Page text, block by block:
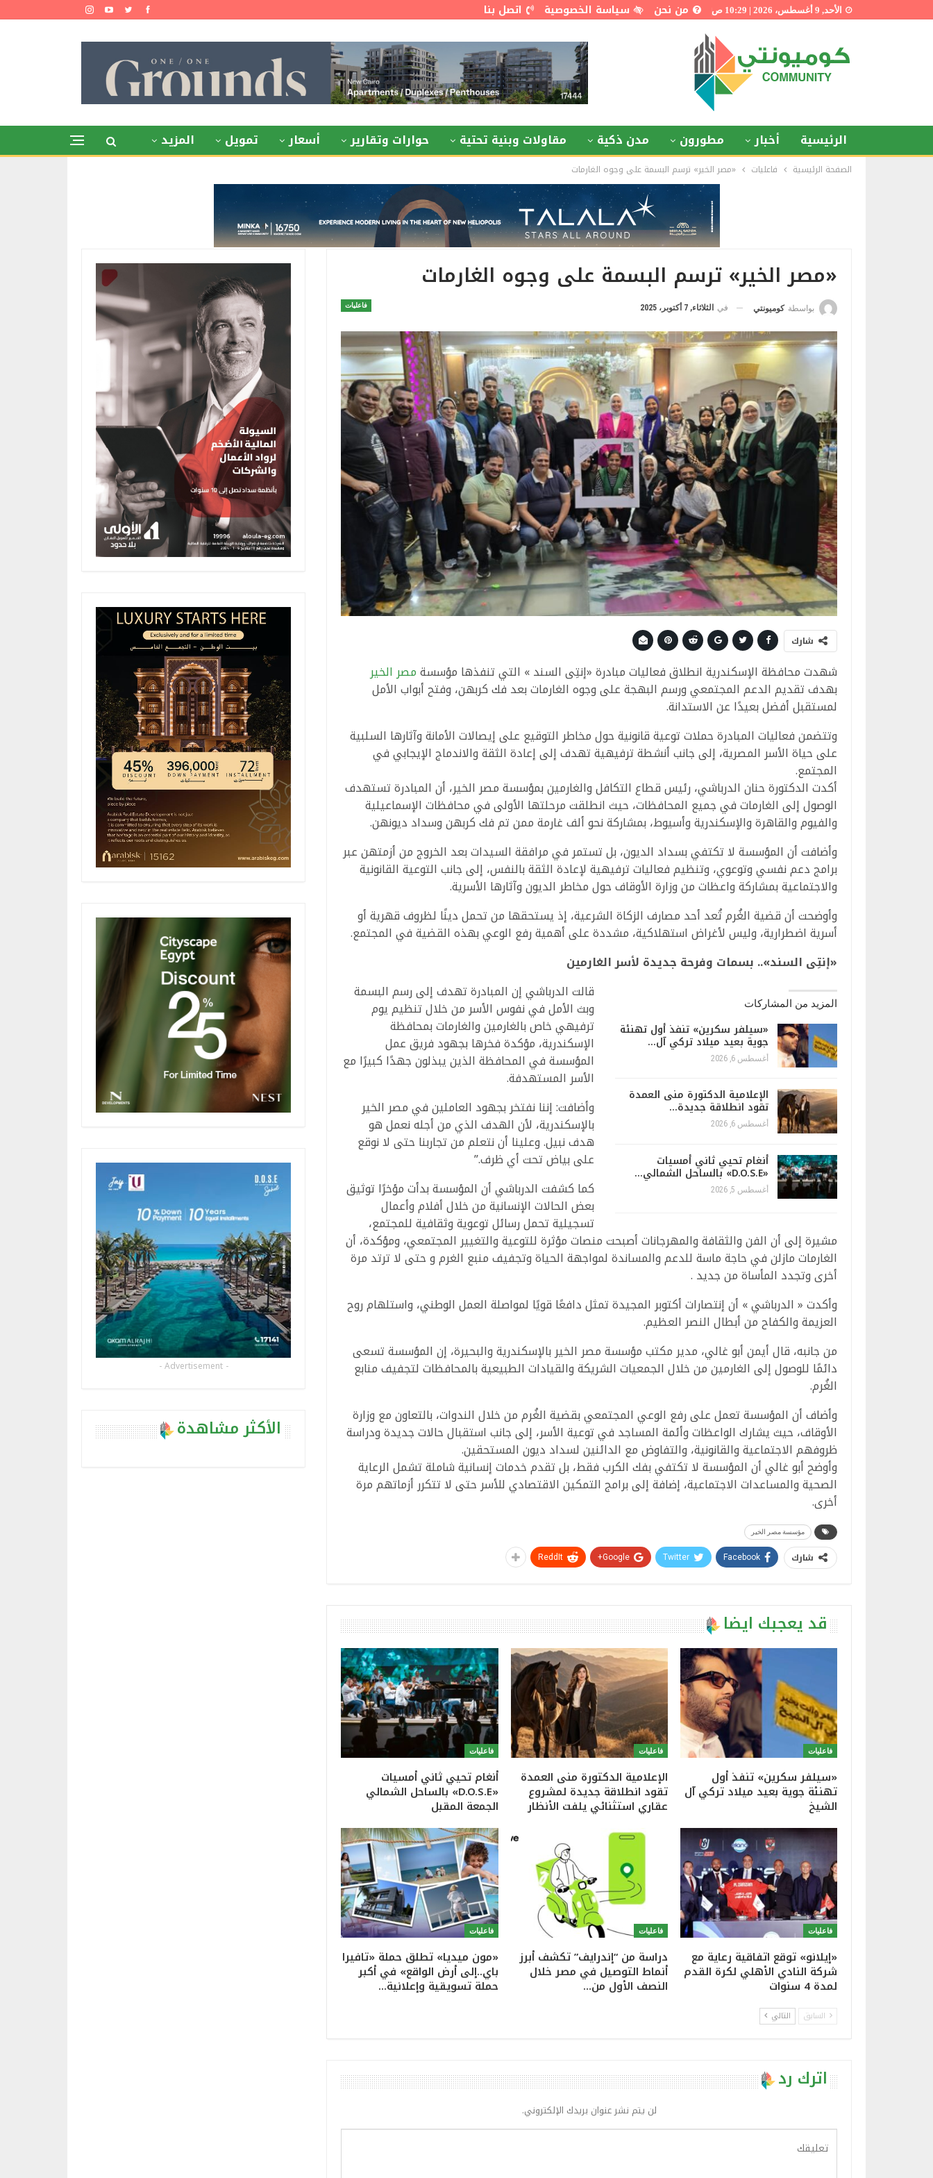
الأحد, 9 أغسطس، 2026 | 10:29 ص من نحن سياسة الخصوصية اتصل بنا
الرئيسية أخبار مطورون مدن ذكية مقاولات وبنية تحتية حوارات وتقارير أسعار تمويل المزيد
الصفحة الرئيسية فاعليات «مصر الخير» ترسم البسمة على وجوه الغارمات
«مصر الخير» ترسم البسمة على وجوه الغارمات
فاعليات بواسطة كوميونتي في الثلاثاء, 7 أكتوبر، 2025
شارك
شهدت محافظة الإسكندرية انطلاق فعاليات مبادرة «إنتِى السند » التي تنفذها مؤسسةمصر الخير
بهدف تقديم الدعم المجتمعي ورسم البهجة على وجوه الغارمات بعد فك كربهن، وفتح أبواب الأمل
لمستقبل أفضل بعيدًا عن الاستدانة.
وتتضمن فعاليات المبادرة حملات توعية قانونية حول مخاطر التوقيع على إيصالات الأمانة وآثارها السلبية
على حياة الأسر المصرية، إلى جانب أنشطة ترفيهية تهدف إلى إعادة الثقة والاندماج الإيجابي في
المجتمع.
أكدت الدكتورة حنان الدرباشي، رئيس قطاع التكافل والغارمين بمؤسسة مصر الخير، أن المبادرة تستهدف
الوصول إلى الغارمات في جميع المحافظات، حيث انطلقت مرحلتها الأولى في محافظات الإسماعيلية
والفيوم والقاهرة والإسكندرية وأسيوط، بمشاركة نحو ألف غارمة ممن تم فك كربهن وسداد ديونهن.
وأضافت أن المؤسسة لا تكتفي بسداد الديون، بل تستمر في مرافقة السيدات بعد الخروج من أزمتهن عبر
برامج دعم نفسي وتوعوي، وتنظيم فعاليات ترفيهية لإعادة الثقة بالنفس، إلى جانب التوعية القانونية
والاجتماعية بمشاركة واعظات من وزارة الأوقاف حول مخاطر الديون وآثارها الأسرية.
وأوضحت أن قضية الغُرم تُعد أحد مصارف الزكاة الشرعية، إذ يستحقها من تحمل دينًا لظروف قهرية أو
أسرية اضطرارية، وليس لأغراض استهلاكية، مشددة على أهمية رفع الوعي بهذه القضية في المجتمع.
«إنتِى السند».. بسمات وفرحة جديدة لأسر الغارمين
المزيد من المشاركات
«سيلفر سكرين» تنفذ أول تهنئة
جوية بعيد ميلاد تركي آل…
أغسطس 6, 2026
الإعلامية الدكتورة منى العمدة
تقود انطلاقة جديدة…
أغسطس 6, 2026
أنغام تحيي ثاني أمسيات
«D.O.S.E» بالساحل الشمالي…
أغسطس 5, 2026
قالت الدرباشي إن المبادرة تهدف إلى رسم البسمة
وبث الأمل في نفوس الأسر من خلال تنظيم يوم
ترفيهي خاص بالغارمين والغارمات بمحافظة
الإسكندرية، مؤكدة فخرها بجهود فريق عمل
المؤسسة في المحافظة الذين يبذلون جهدًا كبيرًا مع
الأسر المستهدفة.
وأضافت: إننا نفتخر بجهود العاملين في مصر الخير
بالإسكندرية، لأن الهدف الذي من أجله نعمل هو
هدف نبيل. وعلينا أن نتعلم من تجاربنا حتى لا نوقع
على بياض تحت أي ظرف.”
كما كشفت الدرباشي أن المؤسسة بدأت مؤخرًا توثيق
بعض الحالات الإنسانية من خلال أفلام وأعمال
تسجيلية تحمل رسائل توعوية وثقافية للمجتمع،
مشيرة إلى أن الفن والثقافة والمهرجانات أصبحت منصات مؤثرة للتوعية والتغيير المجتمعي، ومؤكدة، أن
الغارمات مازلن في حاجة ماسة للدعم والمساندة لمواجهة الحياة وتجفيف منبع الغرم و حتى لا ترتد مرة
أخرى وتجدد المأساة من جديد .
وأكدت « الدرباشي » أن إنتصارات أكتوبر المجيدة تمثل دافعًا قويًا لمواصلة العمل الوطني، واستلهام روح
العزيمة والكفاح من أبطال النصر العظيم.
من جانبه، قال أيمن أبو غالي، مدير مكتب مؤسسة مصر الخير بالإسكندرية والبحيرة، إن المؤسسة تسعى
دائمًا للوصول إلى الغارمين من خلال الجمعيات الشريكة والقيادات الطبيعية بالمحافظات لتجفيف منابع
الغُرم.
وأضاف أن المؤسسة تعمل على رفع الوعي المجتمعي بقضية الغُرم من خلال الندوات، بالتعاون مع وزارة
الأوقاف، حيث يشارك الواعظات وأئمة المساجد في توعية الأسر، إلى جانب استقبال حالات جديدة ودراسة
ظروفهم الاجتماعية والقانونية، والتفاوض مع الدائنين لسداد ديون المستحقين.
وأوضح أبو غالي أن المؤسسة لا تكتفي بفك الكرب فقط، بل تقدم خدمات إنسانية شاملة تشمل الرعاية
الصحية والمساعدات الاجتماعية، إضافة إلى برامج التمكين الاقتصادي للأسر حتى لا تتكرر أزماتهم مرة
أخرى.
مؤسسة مصر الخير
شارك Facebook
Twitter
Google+
ReddIt
قد يعجبك ايضا
فاعليات
«سيلفر سكرين» تنفذ أول
تهنئة جوية بعيد ميلاد تركي آل
الشيخ
فاعليات
الإعلامية الدكتورة منى العمدة
تقود انطلاقة جديدة لمشروع
عقاري استثنائي يلفت الأنظار
فاعليات
أنغام تحيي ثاني أمسيات
«D.O.S.E» بالساحل الشمالي
الجمعة المقبل
فاعليات
«إيلانو» توقع اتفاقية رعاية مع
شركة النادي الأهلي لكرة القدم
لمدة 4 سنوات
فاعليات
دراسة من “إندرايف” تكشف أبرز
أنماط التوصيل في مصر خلال
النصف الأول من…
فاعليات
«مون ميديا» تطلق حملة «تافيرا
باي..إلى أرض الواقع» في أكبر
حملة تسويقية وإعلانية…
السابق التالي
اترك رد
لن يتم نشر عنوان بريدك الإلكتروني.
- Advertisement -
الأكثر مشاهدة